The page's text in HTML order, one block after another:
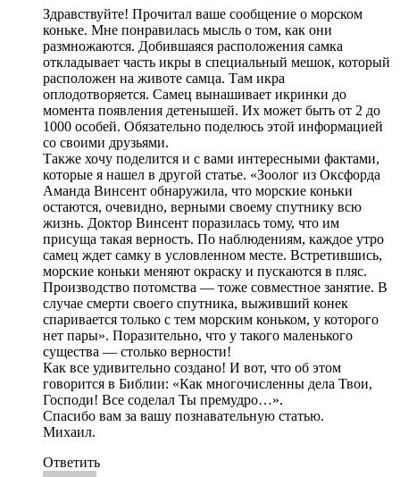
Здравствуйте! Прочитал ваше сообщение о морском
коньке. Мне понравилась мысль о том, как они
размножаются. Добившаяся расположения самка
откладывает часть икры в специальный мешок, который
расположен на животе самца. Там икра
оплодотворяется. Самец вынашивает икринки до
момента появления детенышей. Их может быть от 2 до
1000 особей. Обязательно поделюсь этой информацией
со своими друзьями.
Также хочу поделится и с вами интересными фактами,
которые я нашел в другой статье. «Зоолог из Оксфорда
Аманда Винсент обнаружила, что морские коньки
остаются, очевидно, верными своему спутнику всю
жизнь. Доктор Винсент поразилась тому, что им
присуща такая верность. По наблюдениям, каждое утро
самец ждет самку в условленном месте. Встретившись,
морские коньки меняют окраску и пускаются в пляс.
Производство потомства — тоже совместное занятие. В
случае смерти своего спутника, выживший конек
спаривается только с тем морским коньком, у которого
нет пары». Поразительно, что у такого маленького
существа — столько верности!
Как все удивительно создано! И вот, что об этом
говорится в Библии: «Как многочисленны дела Твои,
Господи! Все соделал Ты премудро…».
Спасибо вам за вашу познавательную статью.
Михаил.
Ответить